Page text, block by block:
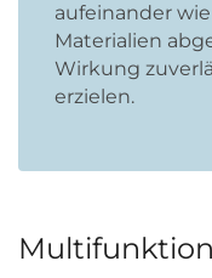
aufeinander
Materialien
Wirkung
erzielen.